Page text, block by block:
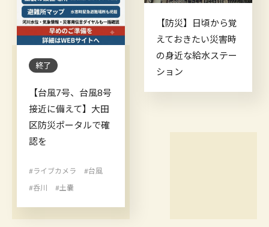
終了
【台風7号、台風8号
接近に備えて】大田
区防災ポータルで確
認を
#ライブカメラ
#台風
#呑川
#土嚢
【防災】日頃から覚
えておきたい災害時
の身近な給水ステー
ション